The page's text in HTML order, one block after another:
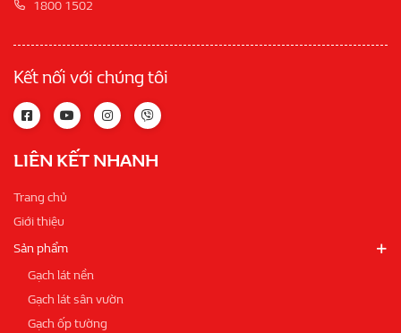
1800 1502
Kết nối với chúng tôi
LIÊN KẾT NHANH
Trang chủ
Giới thiệu
Sản phẩm
Gạch lát nền
Gạch lát sân vườn
Gạch ốp tường